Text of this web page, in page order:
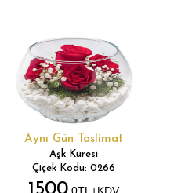
Aynı Gün Taslimat
Aşk Küresi
Çiçek Kodu: 0266